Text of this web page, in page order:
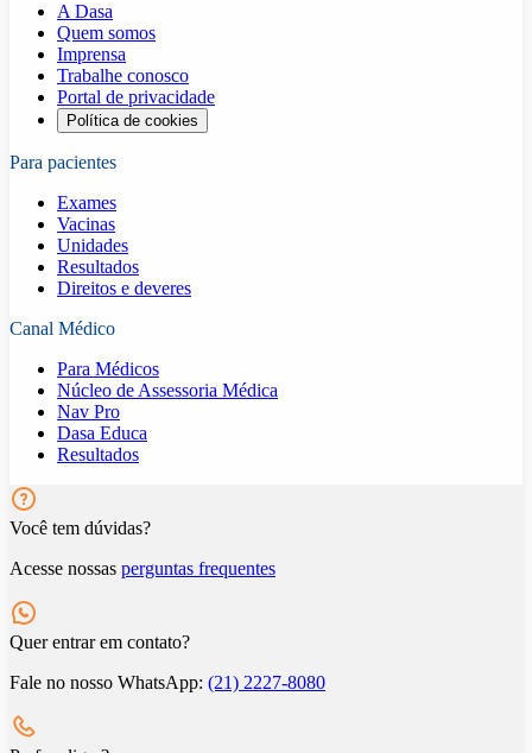
A Dasa
Quem somos
Imprensa
Trabalhe conosco
Portal de privacidade
Política de cookies
Para pacientes
Exames
Vacinas
Unidades
Resultados
Direitos e deveres
Canal Médico
Para Médicos
Núcleo de Assessoria Médica
Nav Pro
Dasa Educa
Resultados
Você tem dúvidas?
Acesse nossas perguntas frequentes
Quer entrar em contato?
Fale no nosso WhatsApp: (21) 2227-8080